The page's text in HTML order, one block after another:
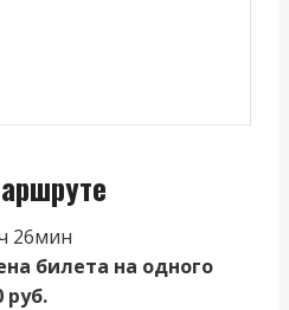
26мин
билета на одного
руб.